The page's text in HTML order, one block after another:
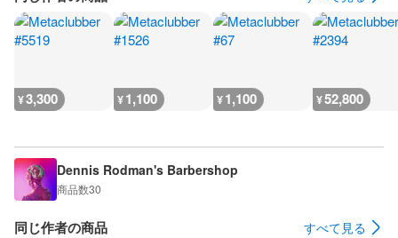
¥3,300 ¥1,100 ¥1,100 ¥52,800
Dennis Rodman's Barbershop
商品数30
同じ作者の商品 すべて見る